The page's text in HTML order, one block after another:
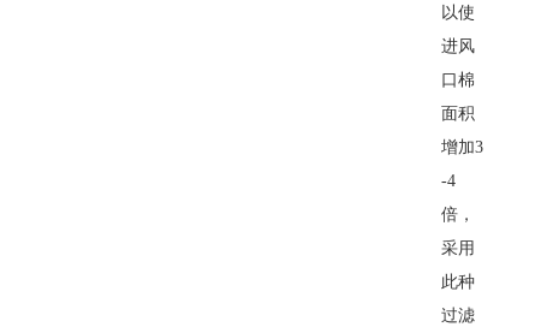
以使
进风
口棉
面积
增加3
-4
倍，
采用
此种
过滤